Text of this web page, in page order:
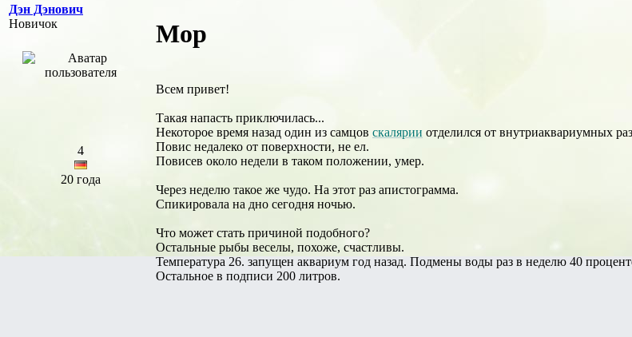
Дэн Дэнович
Новичок
4
20 года
Мор
Всем привет!
Такая напасть приключилась...
Некоторое время назад один из самцов скалярии отделился от внутриаквариумных
Повис недалеко от поверхности, не ел.
Повисев около недели в таком положении, умер.
Через неделю такое же чудо. На этот раз апистограмма.
Спикировала на дно сегодня ночью.
Что может стать причиной подобного?
Остальные рыбы веселы, похоже, счастливы.
Температура 26. запущен аквариум год назад. Подмены воды раз в неделю 40
Остальное в подписи 200 литров.